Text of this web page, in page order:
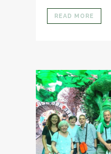
READ MORE